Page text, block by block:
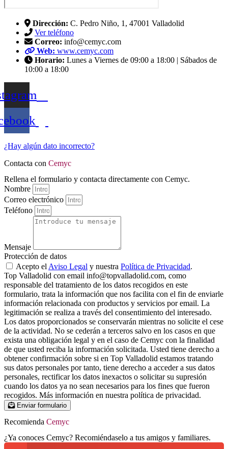
Dirección: C. Pedro Niño, 1, 47001 Valladolid
Ver teléfono
Correo: info@cemyc.com
Web: www.cemyc.com
Horario: Lunes a Viernes de 09:00 a 18:00 | Sábados de
10:00 a 18:00
¿Hay algún dato incorrecto?
Contacta con Cemyc
Rellena el formulario y contacta directamente con Cemyc.
Nombre
Correo electrónico
Teléfono
Mensaje
Protección de datos
Acepto el Aviso Legal y nuestra Política de Privacidad.
Top Valladolid con email info@topvalladolid.com, como
responsable del tratamiento de los datos recogidos en este
formulario, trata la información que nos facilita con el fin de enviarle
información relacionada con productos y servicios por email. La
legitimación se realiza a través del consentimiento del interesado.
Los datos proporcionados se conservarán mientras no solicite el cese
de la actividad. No se cederán a terceros salvo en los casos en que
exista una obligación legal y en el caso de Cemyc con la finalidad
de que usted reciba la información solicitada. Usted tiene derecho a
obtener confirmación sobre si en Top Valladolid estamos tratando
sus datos personales por tanto, tiene derecho a acceder a sus datos
personales, rectificar los datos inexactos o solicitar su supresión
cuando los datos ya no sean necesarios para los fines que fueron
recogidos. Más información en nuestra política de privacidad.
Enviar formulario
Recomienda Cemyc
¿Ya conoces Cemyc? Recomiéndaselo a tus amigos y familiares.